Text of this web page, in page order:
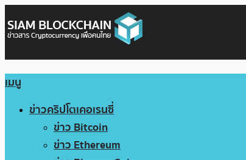
เมนู
ข่าวคริปโตเคอเรนซี่
ข่าว Bitcoin
ข่าว Ethereum